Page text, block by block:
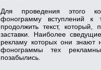
Для проведения этого
фонограмму вступлений к
продолжить текст,
заставки. Наиболее
рекламу которых они знают
фонограммы тех
позабылись.